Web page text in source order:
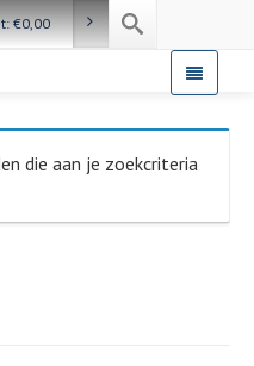
€0,00
die aan je zoekcriteria